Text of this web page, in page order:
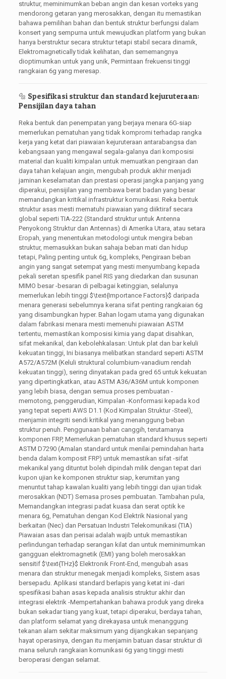
struktur, meminimumkan beban angin dan kesan vorteks yang
mendorong getaran yang merosakkan, dengan itu memastikan
bahawa pemilihan bahan dan bentuk struktur berfungsi dalam
konsert yang sempurna untuk mewujudkan platform yang bukan
hanya berstruktur secara struktur tetapi stabil secara dinamik,
Elektromagnetically tidak kelihatan, dan sememangnya
dioptimumkan untuk yang unik, Permintaan frekuensi tinggi
rangkaian 6g yang meresap.
🔩 Spesifikasi struktur dan standard kejuruteraan:
Pensijilan daya tahan
Reka bentuk dan penempatan yang berjaya menara 6G-siap
memerlukan pematuhan yang tidak kompromi terhadap rangka
kerja yang ketat dari piawaian kejuruteraan antarabangsa dan
kebangsaan yang mengawal segala-galanya dari komposisi
material dan kualiti kimpalan untuk memuatkan pengiraan dan
daya tahan kelajuan angin, mengubah produk akhir menjadi
jaminan keselamatan dan prestasi operasi jangka panjang yang
diperakui, pensijilan yang membawa berat badan yang besar
memandangkan kritikal infrastruktur komunikasi. Reka bentuk
struktur asas mesti mematuhi piawaian yang diiktiraf secara
global seperti TIA-222 (Standard struktur untuk Antenna
Penyokong Struktur dan Antennas) di Amerika Utara, atau setara
Eropah, yang menentukan metodologi untuk mengira beban
struktur, memasukkan bukan sahaja beban mati dan hidup
tetapi, Paling penting untuk 6g, kompleks, Pengiraan beban
angin yang sangat setempat yang mesti menyumbang kepada
pekali seretan spesifik panel RIS yang diedarkan dan susunan
MIMO besar -besaran di pelbagai ketinggian, selalunya
memerlukan lebih tinggi $\text{Importance Factors}$ daripada
menara generasi sebelumnya kerana sifat penting rangkaian 6g
yang disambungkan hyper. Bahan logam utama yang digunakan
dalam fabrikasi menara mesti memenuhi piawaian ASTM
tertentu, memastikan komposisi kimia yang dapat disahkan,
sifat mekanikal, dan kebolehkalasan: Untuk plat dan bar keluli
kekuatan tinggi, Ini biasanya melibatkan standard seperti ASTM
A572/A572M (Keluli struktural columbium-vanadium rendah
kekuatan tinggi), sering dinyatakan pada gred 65 untuk kekuatan
yang dipertingkatkan, atau ASTM A36/A36M untuk komponen
yang lebih biasa, dengan semua proses pembuatan -
memotong, penggerudian, Kimpalan -Konformasi kepada kod
yang tepat seperti AWS D1.1 (Kod Kimpalan Struktur -Steel),
menjamin integriti sendi kritikal yang menanggung beban
struktur penuh. Penggunaan bahan canggih, terutamanya
komponen FRP, Memerlukan pematuhan standard khusus seperti
ASTM D7290 (Amalan standard untuk menilai pemindahan harta
benda dalam komposit FRP) untuk memastikan sifat -sifat
mekanikal yang dituntut boleh dipindah milik dengan tepat dari
kupon ujian ke komponen struktur siap, kerumitan yang
menuntut tahap kawalan kualiti yang lebih tinggi dan ujian tidak
merosakkan (NDT) Semasa proses pembuatan. Tambahan pula,
Memandangkan integrasi padat kuasa dan serat optik ke
menara 6g, Pematuhan dengan Kod Elektrik Nasional yang
berkaitan (Nec) dan Persatuan Industri Telekomunikasi (TIA)
Piawaian asas dan perisai adalah wajib untuk memastikan
perlindungan terhadap serangan kilat dan untuk meminimumkan
gangguan elektromagnetik (EMI) yang boleh merosakkan
sensitif $\text{THz}$ Elektronik Front-End, mengubah asas
menara dan struktur menegak menjadi kompleks, Sistem asas
bersepadu. Aplikasi standard berlapis yang ketat ini -dari
spesifikasi bahan asas kepada analisis struktur akhir dan
integrasi elektrik -Mempertahankan bahawa produk yang direka
bukan sekadar tiang yang kuat, tetapi diperakui, berdaya tahan,
dan platform selamat yang direkayasa untuk menanggung
tekanan alam sekitar maksimum yang dijangkakan sepanjang
hayat operasinya, dengan itu menjamin batuan dasar struktur di
mana seluruh rangkaian komunikasi 6g yang tinggi mesti
beroperasi dengan selamat.